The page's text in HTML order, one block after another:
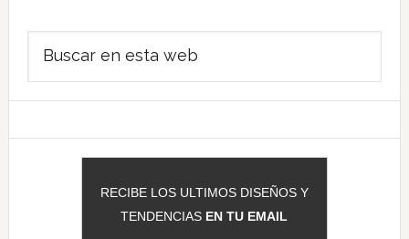
Barra
lateral
principal
RECIBE LOS ULTIMOS DISEÑOS Y
TENDENCIAS EN TU EMAIL